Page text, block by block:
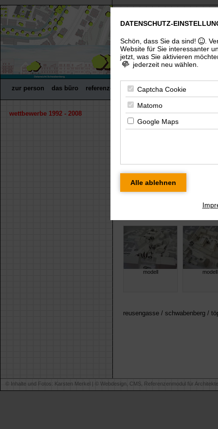
freier architekt
(uni), architektenkammer
zur person das büro referenzen wettbewerbe
wettbewerbe 1992 - 2008 « zurück
wettbewerb meiningen
modell modell
reusengasse / schwabenberg /
© Inhalte und Fotos: Karsten Merkel | © Webdesign, CMS, Referenzenmodul für
DATENSCHUTZ-
Schön, dass Sie da sind!
.
Website für Sie interessanter
jetzt, was Sie aktivieren
jederzeit neu wählen.
Captcha Cookie
Matomo
Google Maps